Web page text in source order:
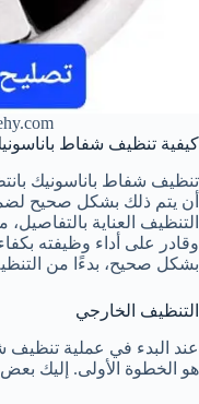
كيفية تنظيف شفاط
تنظيف شفاط باناسونيك
أن يتم ذلك بشكل صحيح
التنظيف العناية
وقادر على أداء وظيفته
بشكل صحيح، بدءًا من
التنظيف الخارجي
عند البدء في عملية تنظيف
هو الخطوة الأولى. إليك بعض